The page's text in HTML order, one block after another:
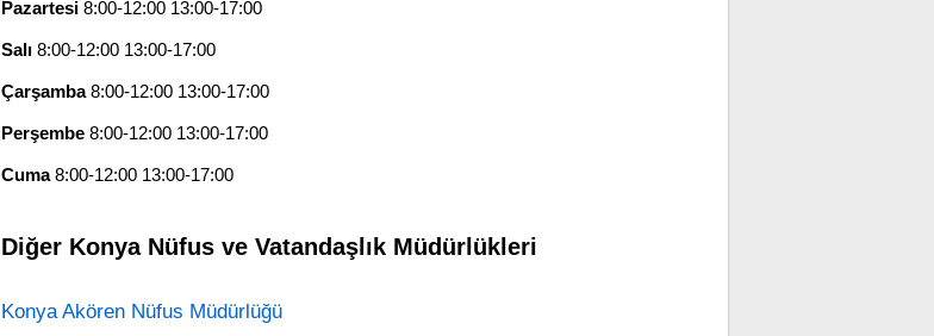
Pazartesi8:00-12:00 13:00-17:00
Salı8:00-12:00 13:00-17:00
Çarşamba8:00-12:00 13:00-17:00
Perşembe8:00-12:00 13:00-17:00
Cuma8:00-12:00 13:00-17:00
Diğer Konya Nüfus ve Vatandaşlık Müdürlükleri
Konya Akören Nüfus Müdürlüğü